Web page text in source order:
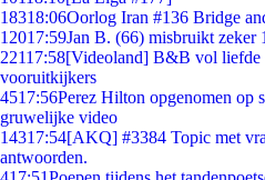
18318:06Oorlog Iran #136 Bridge
12017:59Jan B. (66) misbruikt zeker
22117:58[Videoland] B&B vol liefde
vooruitkijkers
4517:56Perez Hilton opgenomen op
gruwelijke video
14317:54[AKQ] #3384 Topic met
antwoorden.